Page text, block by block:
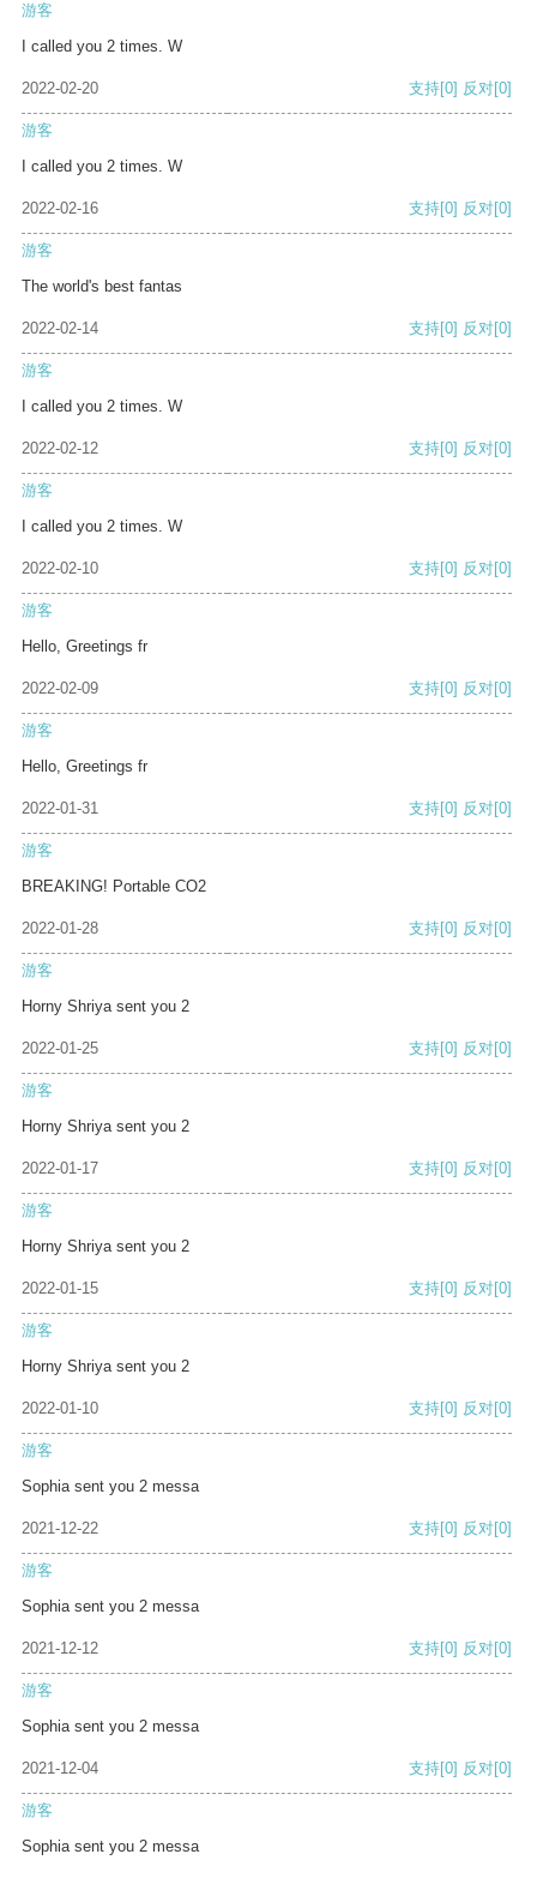
游客
I called you 2 times. W
2022-02-20 支持[0] 反对[0]
游客
I called you 2 times. W
2022-02-16 支持[0] 反对[0]
游客
The world's best fantas
2022-02-14 支持[0] 反对[0]
游客
I called you 2 times. W
2022-02-12 支持[0] 反对[0]
游客
I called you 2 times. W
2022-02-10 支持[0] 反对[0]
游客
Hello, Greetings fr
2022-02-09 支持[0] 反对[0]
游客
Hello, Greetings fr
2022-01-31 支持[0] 反对[0]
游客
BREAKING! Portable CO2
2022-01-28 支持[0] 反对[0]
游客
Horny Shriya sent you 2
2022-01-25 支持[0] 反对[0]
游客
Horny Shriya sent you 2
2022-01-17 支持[0] 反对[0]
游客
Horny Shriya sent you 2
2022-01-15 支持[0] 反对[0]
游客
Horny Shriya sent you 2
2022-01-10 支持[0] 反对[0]
游客
Sophia sent you 2 messa
2021-12-22 支持[0] 反对[0]
游客
Sophia sent you 2 messa
2021-12-12 支持[0] 反对[0]
游客
Sophia sent you 2 messa
2021-12-04 支持[0] 反对[0]
游客
Sophia sent you 2 messa